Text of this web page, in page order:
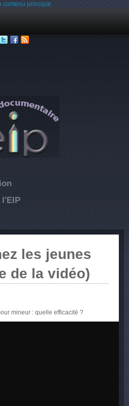
contenu principal
les jeunes
de la vidéo)
mineur : quelle efficacité ?